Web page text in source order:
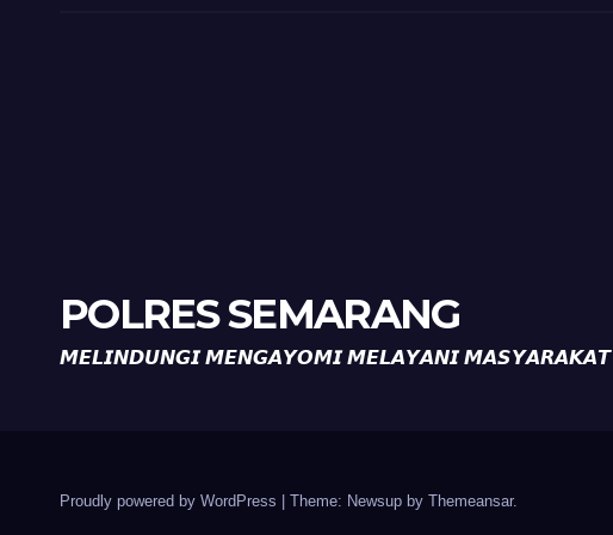
POLRES SEMARANG
𝙈𝙀𝙇𝙄𝙉𝘿𝙐𝙉𝙂𝙄 𝙈𝙀𝙉𝙂𝘼𝙔𝙊𝙈𝙄 𝙈𝙀𝙇𝘼𝙔𝘼𝙉𝙄 𝙈𝘼𝙎𝙔𝘼𝙍𝘼𝙆𝘼𝙏
Proudly powered by WordPress Theme: Newsup by Themeansar.